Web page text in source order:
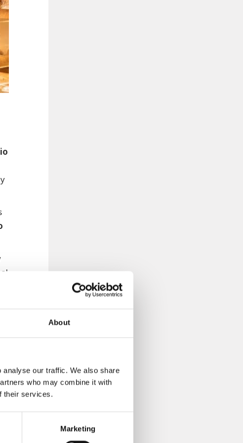
About
our traffic. We also share
who may combine it with
their services.
Marketing